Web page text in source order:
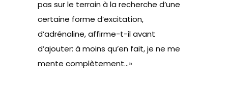
pas sur le terrain à la recherche d’une
certaine forme d’excitation,
d’adrénaline, affirme-t-il avant
d’ajouter: à moins qu’en fait, je ne me
mente complètement…»